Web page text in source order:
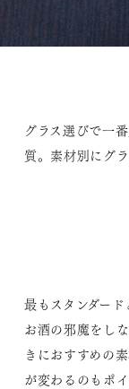
グラス選びで一
質。素材別にグ
最もスタンダー
お酒の邪魔をし
きにおすすめの
が変わるのもポ